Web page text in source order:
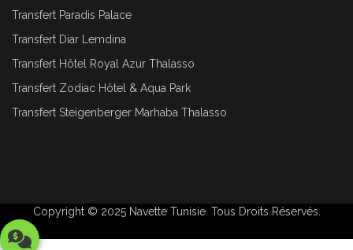
Transfert Paradis Palace
Transfert Diar Lemdina
Transfert Hôtel Royal Azur Thalasso
Transfert Zodiac Hôtel & Aqua Park
Transfert Steigenberger Marhaba Thalasso
Copyright © 2025 Navette Tunisie. Tous Droits Réservés.